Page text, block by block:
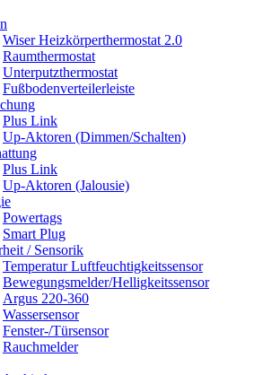
Wiser Heizkörperthermostat 2.0
Raumthermostat
Unterputzthermostat
Fußbodenverteilerleiste
Plus Link
Up-Aktoren (Dimmen/Schalten)
Plus Link
Up-Aktoren (Jalousie)
Powertags
Smart Plug
/ Sensorik
Temperatur Luftfeuchtigkeitssensor
Bewegungsmelder/Helligkeitssensor
Argus 220-360
Wassersensor
Fenster-/Türsensor
Rauchmelder